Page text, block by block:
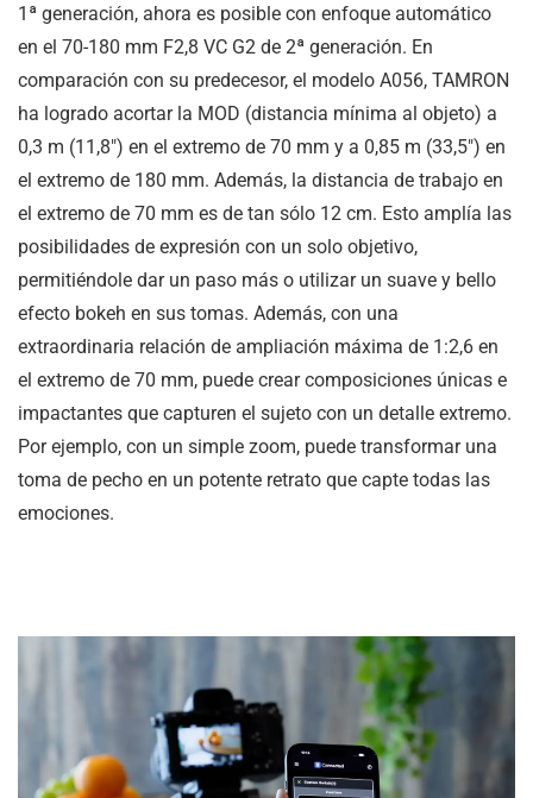
1ª generación, ahora es posible con enfoque automático
en el 70-180 mm F2,8 VC G2 de 2ª generación. En
comparación con su predecesor, el modelo A056, TAMRON
ha logrado acortar la MOD (distancia mínima al objeto) a
0,3 m (11,8") en el extremo de 70 mm y a 0,85 m (33,5") en
el extremo de 180 mm. Además, la distancia de trabajo en
el extremo de 70 mm es de tan sólo 12 cm. Esto amplía las
posibilidades de expresión con un solo objetivo,
permitiéndole dar un paso más o utilizar un suave y bello
efecto bokeh en sus tomas. Además, con una
extraordinaria relación de ampliación máxima de 1:2,6 en
el extremo de 70 mm, puede crear composiciones únicas e
impactantes que capturen el sujeto con un detalle extremo.
Por ejemplo, con un simple zoom, puede transformar una
toma de pecho en un potente retrato que capte todas las
emociones.